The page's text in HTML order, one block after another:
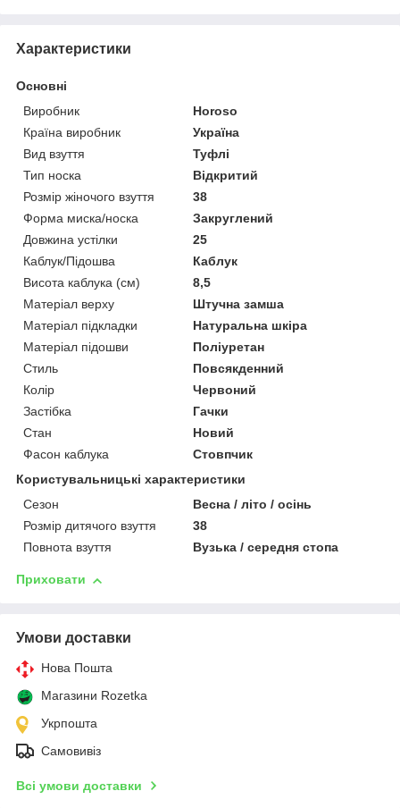
Характеристики
Основні
Виробник
Horoso
Країна виробник
Україна
Вид взуття
Туфлі
Тип носка
Відкритий
Розмір жіночого взуття
38
Форма миска/носка
Закруглений
Довжина устілки
25
Каблук/Підошва
Каблук
Висота каблука (см)
8,5
Матеріал верху
Штучна замша
Матеріал підкладки
Натуральна шкіра
Матеріал підошви
Поліуретан
Стиль
Повсякденний
Колір
Червоний
Застібка
Гачки
Стан
Новий
Фасон каблука
Стовпчик
Користувальницькі характеристики
Сезон
Весна / літо / осінь
Розмір дитячого взуття
38
Повнота взуття
Вузька / середня стопа
Приховати
Умови доставки
Нова Пошта
Магазини Rozetka
Укрпошта
Самовивіз
Всі умови доставки